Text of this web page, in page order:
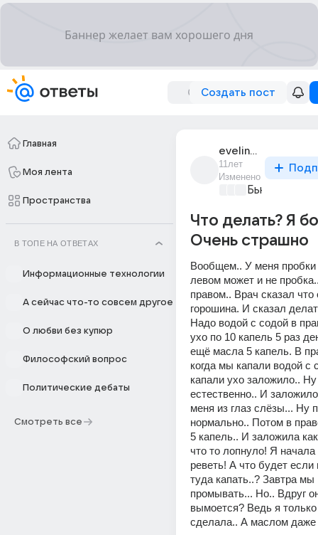
Создать пост
Главная
Моя лента
Пространства
В ТОПЕ НА ОТВЕТАХ
Информационные технологии
А сейчас что-то совсем другое
О любви без купюр
Философский вопрос
Политические дебаты
Смотреть все
evelinka_evelina_1
11лет
Изменено
Бьютилэнд
Что делать? Я
Очень страшно
Вообщем.. У меня
левом может и не
правом.. Врач сказал что
горошина. И сказал
Надо водой с содой в
ухо по 10 капель 5 раз
ещё масла 5 капель. В
когда мы капали водой с
капали ухо заложило.. Ну
естественно.. И
меня из глаз слёзы... Ну
нормально.. Потом в
5 капель.. И заложила
что то лопнуло! Я начала
реветь! А что будет
туда капать..? Завтра
промывать... Но.. Вдруг
вымоется? Ведь я только
сделала.. А маслом даже